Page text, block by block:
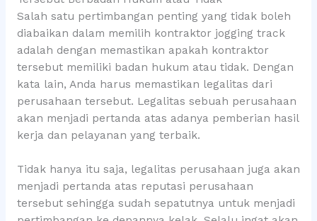
Salah satu pertimbangan penting yang tidak boleh
diabaikan dalam memilih kontraktor jogging track
adalah dengan memastikan apakah kontraktor
tersebut memiliki badan hukum atau tidak. Dengan
kata lain, Anda harus memastikan legalitas dari
perusahaan tersebut. Legalitas sebuah perusahaan
akan menjadi pertanda atas adanya pemberian hasil
kerja dan pelayanan yang terbaik.
Tidak hanya itu saja, legalitas perusahaan juga akan
menjadi pertanda atas reputasi perusahaan
tersebut sehingga sudah sepatutnya untuk menjadi